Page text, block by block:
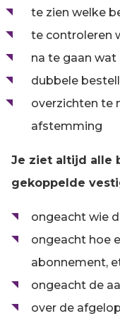
te zien welke
te controleren
na te gaan wat
dubbele
overzichten te
afstemming
Je ziet altijd alle
gekoppelde
ongeacht wie
ongeacht hoe
abonnement,
ongeacht de
over de